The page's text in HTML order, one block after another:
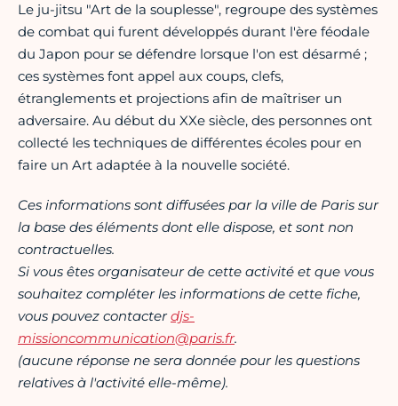
Le ju-jitsu "Art de la souplesse", regroupe des systèmes
de combat qui furent développés durant l'ère féodale
du Japon pour se défendre lorsque l'on est désarmé ;
ces systèmes font appel aux coups, clefs,
étranglements et projections afin de maîtriser un
adversaire. Au début du XXe siècle, des personnes ont
collecté les techniques de différentes écoles pour en
faire un Art adaptée à la nouvelle société.
Ces informations sont diffusées par la ville de Paris sur
la base des éléments dont elle dispose, et sont non
contractuelles.
Si vous êtes organisateur de cette activité et que vous
souhaitez compléter les informations de cette fiche,
vous pouvez contacterdjs-
missioncommunication@paris.fr.
(aucune réponse ne sera donnée pour les questions
relatives à l'activité elle-même).